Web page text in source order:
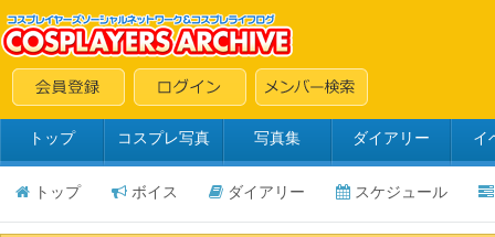
トップ コスプレ写真 写真集 ダイアリー イ
トップ ボイス ダイアリー スケジュール